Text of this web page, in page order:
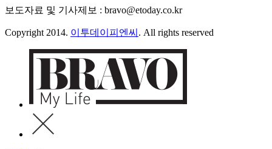
보도자료 및 기사제보 : bravo@etoday.co.kr
Copyright 2014. 이투데이피엔씨 . All rights reserved